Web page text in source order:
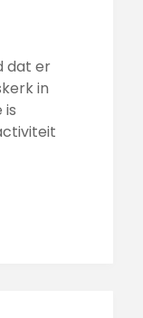
dat er
in
is